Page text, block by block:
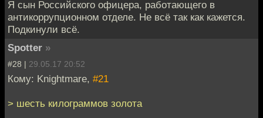
Я сын Российского офицера, работающего в
антикоррупционном отделе. Не всё так как кажется.
Подкинули всё.
Spotter »
#28 | 29.05.17 20:52
Кому: Knightmare, #21
> шесть килограммов золота